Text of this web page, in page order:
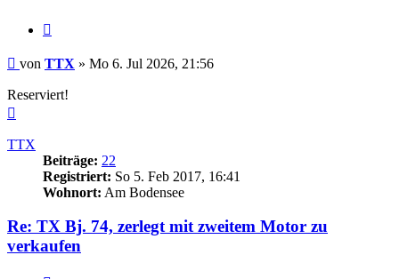
Beitrag
von TTX » Mo 6. Jul 2026, 21:56
Reserviert!
TTX
Beiträge: 22
Registriert: So 5. Feb 2017, 16:41
Wohnort: Am Bodensee
Re: TX Bj. 74, zerlegt mit zweitem Motor zu
verkaufen